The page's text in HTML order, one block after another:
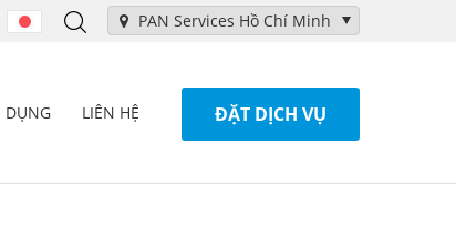
PAN Services Hồ Chí Minh
DỤNG LIÊN HỆ ĐẶT DỊCH VỤ